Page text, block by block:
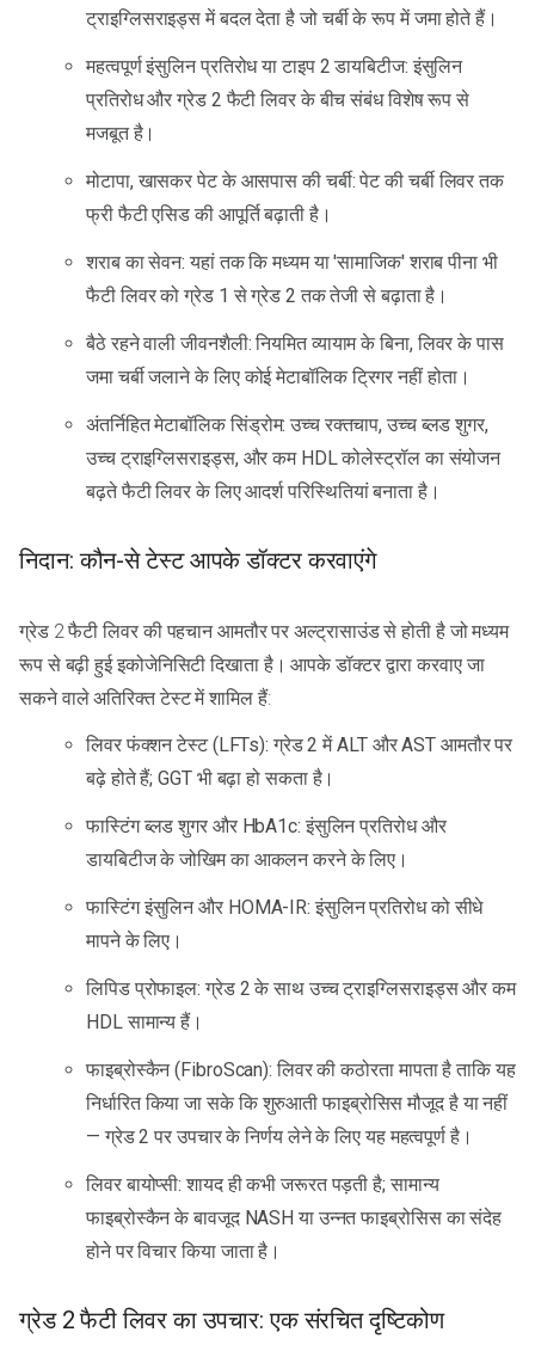
ट्राइग्लिसराइड्स में बदल देता है जो चर्बी के रूप में जमा होते हैं।
महत्वपूर्ण इंसुलिन प्रतिरोध या टाइप 2 डायबिटीज: इंसुलिन
प्रतिरोध और ग्रेड 2 फैटी लिवर के बीच संबंध विशेष रूप से
मजबूत है।
मोटापा, खासकर पेट के आसपास की चर्बी: पेट की चर्बी लिवर तक
फ्री फैटी एसिड की आपूर्ति बढ़ाती है।
शराब का सेवन: यहां तक कि मध्यम या 'सामाजिक' शराब पीना भी
फैटी लिवर को ग्रेड 1 से ग्रेड 2 तक तेजी से बढ़ाता है।
बैठे रहने वाली जीवनशैली: नियमित व्यायाम के बिना, लिवर के पास
जमा चर्बी जलाने के लिए कोई मेटाबॉलिक ट्रिगर नहीं होता।
अंतर्निहित मेटाबॉलिक सिंड्रोम: उच्च रक्तचाप, उच्च ब्लड शुगर,
उच्च ट्राइग्लिसराइड्स, और कम HDL कोलेस्ट्रॉल का संयोजन
बढ़ते फैटी लिवर के लिए आदर्श परिस्थितियां बनाता है।
निदान: कौन-से टेस्ट आपके डॉक्टर करवाएंगे
ग्रेड 2 फैटी लिवर की पहचान आमतौर पर अल्ट्रासाउंड से होती है जो मध्यम
रूप से बढ़ी हुई इकोजेनिसिटी दिखाता है। आपके डॉक्टर द्वारा करवाए जा
सकने वाले अतिरिक्त टेस्ट में शामिल हैं:
लिवर फंक्शन टेस्ट (LFTs): ग्रेड 2 में ALT और AST आमतौर पर
बढ़े होते हैं; GGT भी बढ़ा हो सकता है।
फास्टिंग ब्लड शुगर और HbA1c: इंसुलिन प्रतिरोध और
डायबिटीज के जोखिम का आकलन करने के लिए।
फास्टिंग इंसुलिन और HOMA-IR: इंसुलिन प्रतिरोध को सीधे
मापने के लिए।
लिपिड प्रोफाइल: ग्रेड 2 के साथ उच्च ट्राइग्लिसराइड्स और कम
HDL सामान्य हैं।
फाइब्रोस्कैन (FibroScan): लिवर की कठोरता मापता है ताकि यह
निर्धारित किया जा सके कि शुरुआती फाइब्रोसिस मौजूद है या नहीं
— ग्रेड 2 पर उपचार के निर्णय लेने के लिए यह महत्वपूर्ण है।
लिवर बायोप्सी: शायद ही कभी जरूरत पड़ती है; सामान्य
फाइब्रोस्कैन के बावजूद NASH या उन्नत फाइब्रोसिस का संदेह
होने पर विचार किया जाता है।
ग्रेड 2 फैटी लिवर का उपचार: एक संरचित दृष्टिकोण